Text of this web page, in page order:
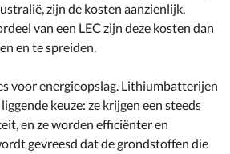
zijn de kosten aanzienlijk.
van een LEC zijn deze kosten dan
en te spreiden.
voor energieopslag. Lithiumbatterijen
keuze: ze krijgen een steeds
en ze worden efficiënter en
gevreesd dat de grondstoffen die